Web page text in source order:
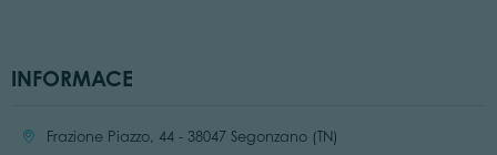
INFORMACE
Location:Frazione Piazzo, 44 - 38047 Segonzano (TN)